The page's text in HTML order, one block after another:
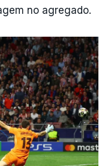
no agregado.